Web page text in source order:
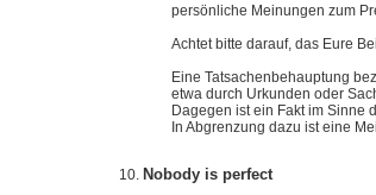
persönliche Meinungen zum
Achtet bitte darauf, das Eure
Eine Tatsachenbehauptung
etwa durch Urkunden oder
Dagegen ist ein Fakt im Sinne
In Abgrenzung dazu ist eine
Nobody is perfect